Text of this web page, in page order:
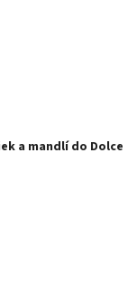
a mandlí do Dolce